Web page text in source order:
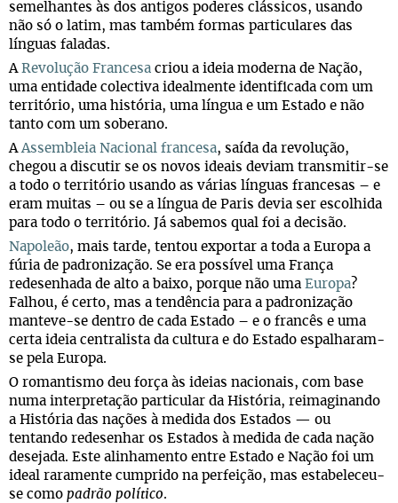
semelhantes às dos antigos poderes clássicos, usando
não só o latim, mas também formas particulares das
línguas faladas.
A Revolução Francesa criou a ideia moderna de Nação,
uma entidade colectiva idealmente identificada com um
território, uma história, uma língua e um Estado e não
tanto com um soberano.
AAssembleia Nacional francesa, saída da revolução,
chegou a discutir se os novos ideais deviam transmitir-se
a todo o território usando as várias línguas francesas – e
eram muitas – ou se a língua de Paris devia ser escolhida
para todo o território. Já sabemos qual foi a decisão.
Napoleão, mais tarde, tentou exportar a toda a Europa a
fúria de padronização. Se era possível uma França
redesenhada de alto a baixo, porque não uma Europa?
Falhou, é certo, mas a tendência para a padronização
manteve-se dentro de cada Estado – e o francês e uma
certa ideia centralista da cultura e do Estado espalharam-
se pela Europa.
O romantismo deu força às ideias nacionais, com base
numa interpretação particular da História, reimaginando
a História das nações à medida dos Estados — ou
tentando redesenhar os Estados à medida de cada nação
desejada. Este alinhamento entre Estado e Nação foi um
ideal raramente cumprido na perfeição, mas estabeleceu-
se como padrão político.